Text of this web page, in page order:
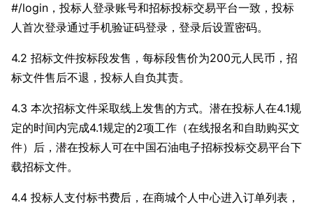
#/login，投标人登录账号和招标投标交易平台一致，投标
人首次登录通过手机验证码登录，登录后设置密码。
4.2 招标文件按标段发售，每标段售价为200元人民币，招
标文件售后不退，投标人自负其责。
4.3 本次招标文件采取线上发售的方式。潜在投标人在4.1规
定的时间内完成4.1规定的2项工作（在线报名和自助购买文
件）后，潜在投标人可在中国石油电子招标投标交易平台下
载招标文件。
4.4 投标人支付标书费后，在商城个人中心进入订单列表，